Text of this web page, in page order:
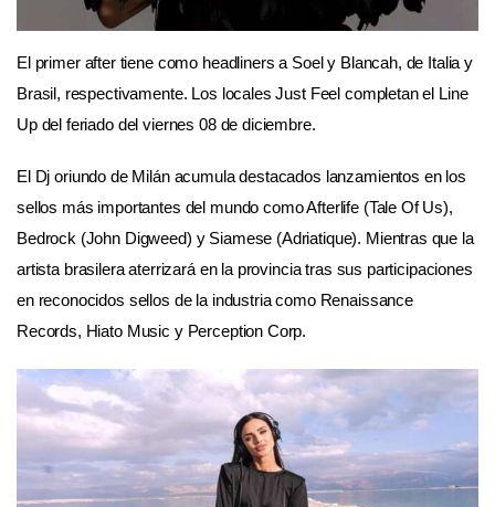
El primer after tiene como headliners a Soel y Blancah, de Italia y
Brasil, respectivamente. Los locales Just Feel completan el Line
Up del feriado del viernes 08 de diciembre.
El Dj oriundo de Milán acumula destacados lanzamientos en los
sellos más importantes del mundo como Afterlife (Tale Of Us),
Bedrock (John Digweed) y Siamese (Adriatique). Mientras que la
artista brasilera aterrizará en la provincia tras sus participaciones
en reconocidos sellos de la industria como Renaissance
Records, Hiato Music y Perception Corp.